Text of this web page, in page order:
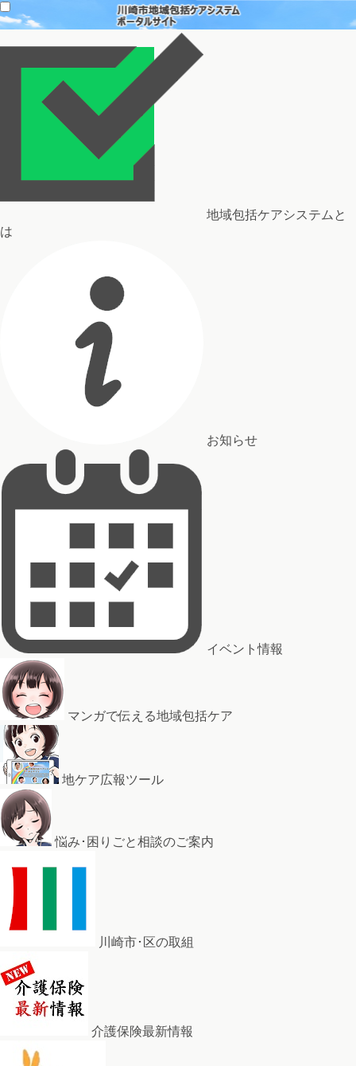
地域包括ケアシステムと
は
お知らせ
イベント情報
マンガで伝える地域包括ケア
地ケア広報ツール
悩み･困りごと相談のご案内
川崎市･区の取組
介護保険最新情報